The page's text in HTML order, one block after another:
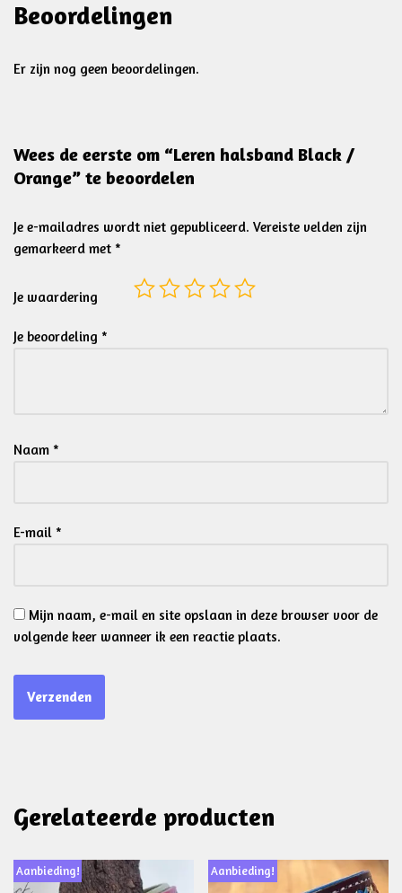
Beoordelingen
Er zijn nog geen beoordelingen.
Wees de eerste om “Leren halsband Black /
Orange” te beoordelen
Je e-mailadres wordt niet gepubliceerd. Vereiste velden zijn
gemarkeerd met *
Je waardering
Je beoordeling *
Naam *
E-mail *
Mijn naam, e-mail en site opslaan in deze browser voor de
volgende keer wanneer ik een reactie plaats.
Gerelateerde producten
Aanbieding! Aanbieding!